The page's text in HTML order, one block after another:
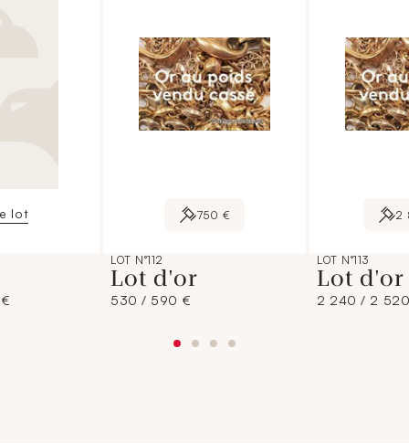
lot 750 €
LOT N°112
Lot d'or
530 / 590 €
2
LOT N°113
Lot d'or
2 240 / 2